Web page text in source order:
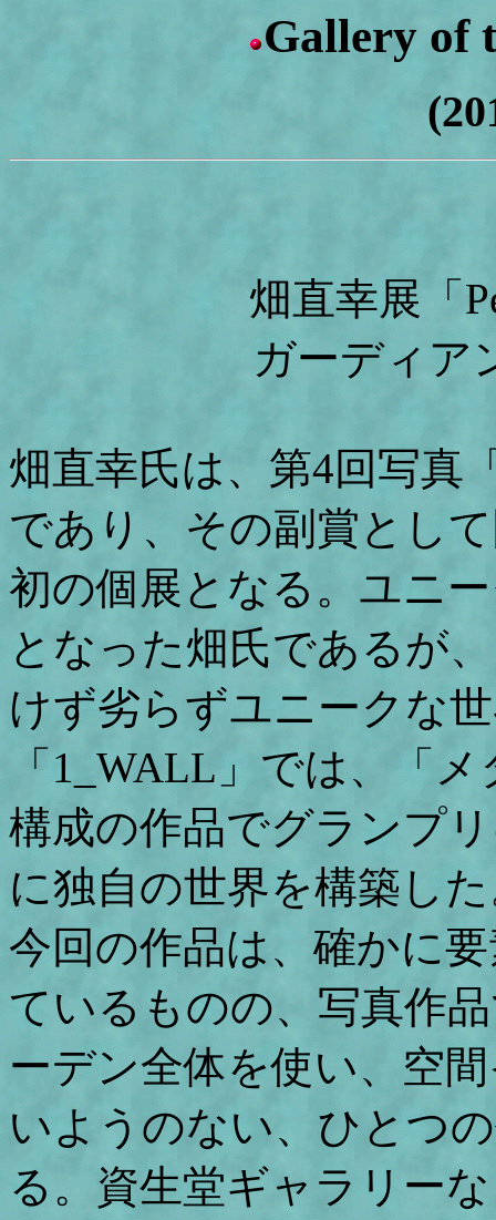
Gallery of
畑直幸展「
ガーディア
畑直幸氏は、第4回写真
であり、その副賞とし
初の個展となる。ユニ
となった畑氏であるが
けず劣らずユニークな
「1_WALL」では、「
構成の作品でグランプ
に独自の世界を構築し
今回の作品は、確かに
ているものの、写真作
ーデン全体を使い、空
いようのない、ひとつ
る。資生堂ギャラリー